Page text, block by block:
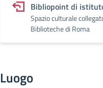
Bibliopoint di
Spazio culturale
Biblioteche di Roma
Luogo